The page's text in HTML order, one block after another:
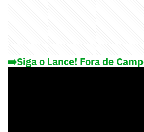
➡️Siga o Lance! Fora de